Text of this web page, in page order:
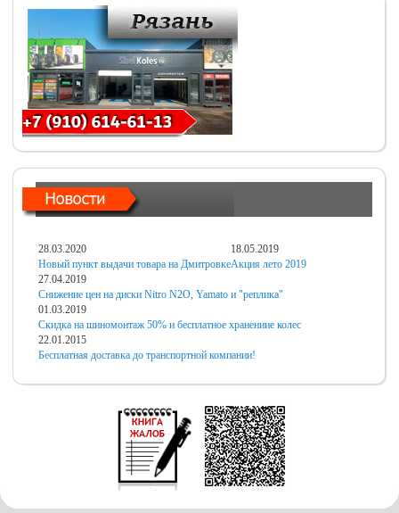
28.03.2020
Новый пункт выдачи товара на Дмитровке
18.05.2019
Акция лето 2019
27.04.2019
Снижение цен на диски Nitro N2O, Yamato и "реплика"
01.03.2019
Скидка на шиномонтаж 50% и бесплатное хранениие колес
22.01.2015
Бесплатная доставка до транспортной компании!